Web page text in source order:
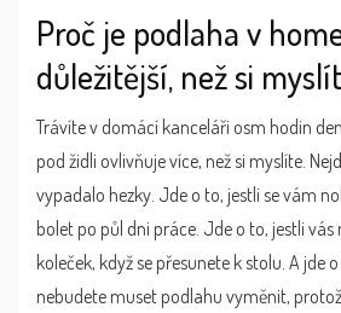
Proč je podlaha v
důležitější, než si
Trávíte v domácí kanceláři osm hodin
pod židli ovlivňuje více, než si myslíte.
vypadalo hezky. Jde o to, jestli se vám
bolet po půl dni práce. Jde o to, jestli
koleček, když se přesunete k stolu. A jde
nebudete muset podlahu vyměnit,